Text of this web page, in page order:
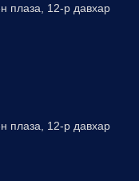
плаза, 12-р давхар
плаза, 12-р давхар